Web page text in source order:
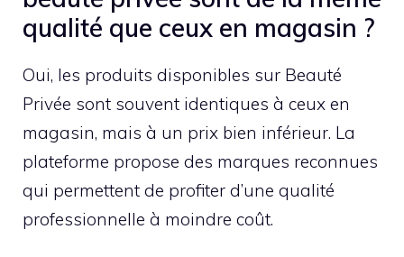
qualité que ceux en magasin ?
Oui, les produits disponibles sur Beauté
Privée sont souvent identiques à ceux en
magasin, mais à un prix bien inférieur. La
plateforme propose des marques reconnues
qui permettent de profiter d’une qualité
professionnelle à moindre coût.